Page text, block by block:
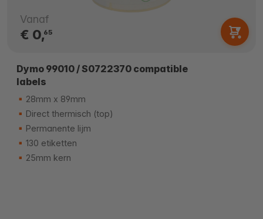
Vanaf
€ 0,65
Dymo 99010 / S0722370 compatible
labels
28mm x 89mm
Direct thermisch (top)
Permanente lijm
130 etiketten
25mm kern